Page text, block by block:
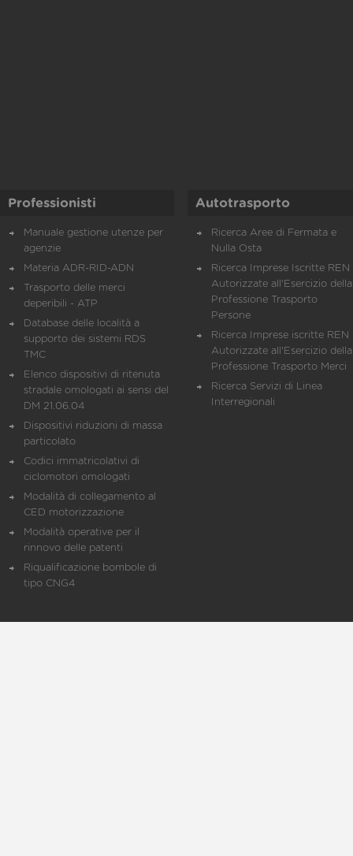
Professionisti
Manuale gestione utenze per
agenzie
Materia ADR-RID-ADN
Trasporto delle merci
deperibili - ATP
Database delle località a
supporto dei sistemi RDS
TMC
Elenco dispositivi di ritenuta
stradale omologati ai sensi del
DM 21.06.04
Dispositivi riduzioni di massa
particolato
Codici immatricolativi di
ciclomotori omologati
Modalità di collegamento al
CED motorizzazione
Modalità operative per il
rinnovo delle patenti
Riqualificazione bombole di
tipo CNG4
Autotrasporto
Ricerca Aree di Fermata e
Nulla Osta
Ricerca Imprese Iscritte REN
Autorizzate all'Esercizio della
Professione Trasporto
Persone
Ricerca Imprese iscritte REN
Autorizzate all'Esercizio della
Professione Trasporto Merci
Ricerca Servizi di Linea
Interregionali